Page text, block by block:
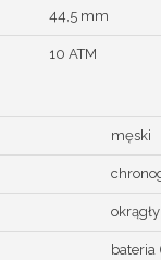
44,5 mm
10 ATM
męski
okrągły
bateria